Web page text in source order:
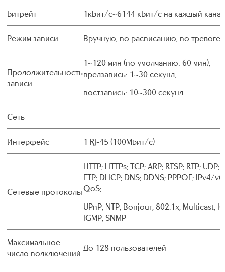
Битрейт 1кБит/с~6144 кБит/с на каждый канал
Режим записи Вручную, по расписанию, по тревоге
Продолжительность
записи
1~120 мин (по умолчанию: 60 мин),
предзапись: 1~30 секунд,
постзапись: 10~300 секунд
Сеть
Интерфейс 1 RJ-45 (100Мбит/с)
Сетевые протоколы
HTTP; HTTPs; TCP; ARP; RTSP; RTP; UDP;
FTP; DHCP; DNS; DDNS; PPPOE; IPv4/v6;
QoS;
UPnP; NTP; Bonjour; 802.1x; Multicast;
IGMP; SNMP
Максимальное
число подключений
До 128 пользователей